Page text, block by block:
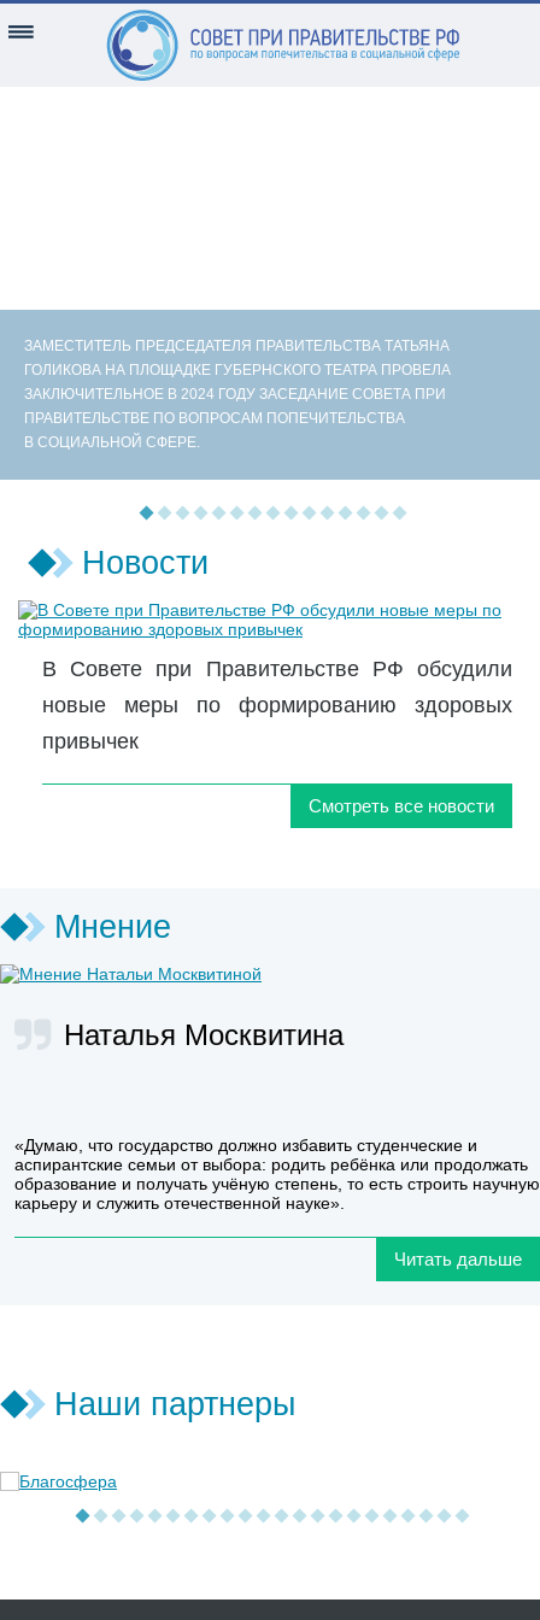
ЗАМЕСТИТЕЛЬ ПРЕДСЕДАТЕЛЯ ПРАВИТЕЛЬСТВА ТАТЬЯНА
ГОЛИКОВА НА ПЛОЩАДКЕ ГУБЕРНСКОГО ТЕАТРА ПРОВЕЛА
ЗАКЛЮЧИТЕЛЬНОЕ В 2024 ГОДУ ЗАСЕДАНИЕ СОВЕТА ПРИ
ПРАВИТЕЛЬСТВЕ ПО ВОПРОСАМ ПОПЕЧИТЕЛЬСТВА
В СОЦИАЛЬНОЙ СФЕРЕ.
Новости
В Совете при Правительстве РФ обсудили
новые меры по формированию здоровых
привычек
Смотреть все новости
Мнение
Наталья Москвитина
«Думаю, что государство должно избавить студенческие и
аспирантские семьи от выбора: родить ребёнка или продолжать
образование и получать учёную степень, то есть строить научную
карьеру и служить отечественной науке».
Читать дальше
Наши партнеры